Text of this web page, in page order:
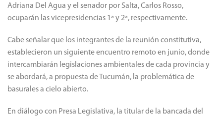
Adriana Del Agua y el senador por Salta, Carlos Rosso,
ocuparán las vicepresidencias 1ª y 2ª, respectivamente.
Cabe señalar que los integrantes de la reunión constitutiva,
establecieron un siguiente encuentro remoto en junio, donde
intercambiarán legislaciones ambientales de cada provincia y
se abordará, a propuesta de Tucumán, la problemática de
basurales a cielo abierto.
En diálogo con Presa Legislativa, la titular de la bancada del